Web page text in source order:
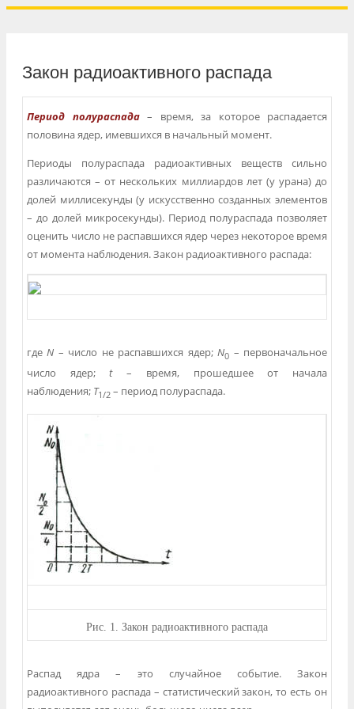
Закон радиоактивного распада
Период полураспада– время, за которое распадается
половина ядер, имевшихся в начальный момент.
Периоды полураспада радиоактивных веществ сильно
различаются – от нескольких миллиардов лет (у урана) до
долей миллисекунды (у искусственно созданных элементов
– до долей микросекунды). Период полураспада позволяет
оценить число не распавшихся ядер через некоторое время
от момента наблюдения. Закон радиоактивного распада:
где N – число не распавшихся ядер; N0 – первоначальное
число ядер;t– время, прошедшее от начала
наблюдения; T1/2 – период полураспада.
Рис. 1. Закон радиоактивного распада
Распад ядра – это случайное событие. Закон
радиоактивного распада – статистический закон, то есть он